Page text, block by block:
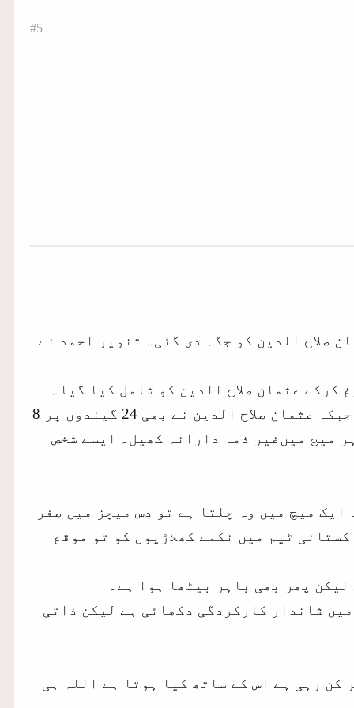
#5
اکمل کی جگہ عثمان صلاح الدین کو جگہ دی گئی۔ تنویر احمد نے
اعظم کو فارغ کرکے عثمان صلاح الدین کو شامل کیا گیا۔
نتیجہ کیا نکلا توفیق عمر نے گیندیں بیٹ کیں اور صرف 16 گیندوں پر 3 رنز بنائے جبکہ عثمان صلاح الدین نے بھی 24 گیندوں پر 8
میچ میں‌غیر ذمہ دارانہ کھیل۔ ایسے شخص
میچ میں وہ چلتا ہے تو دس میچز میں صفر
ٹیم میں نکمے کھلاڑیوں کو تو موقع
پھر بھی باہر بیٹھا ہوا ہے۔
شاندار کارکردگی دکھائی ہے لیکن ذاتی
اس کی کارکردگی متاثر کن رہی ہے اس کے ساتھ کیا ہوتا ہے اللہ ہی